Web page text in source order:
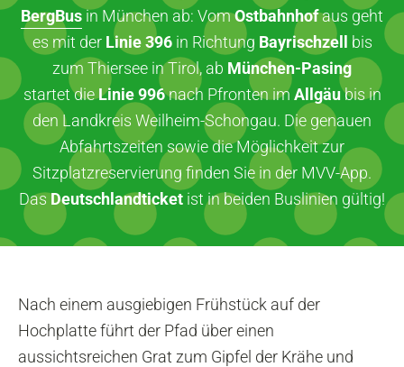
BergBus in München ab: VomOstbahnhofaus geht
es mit der Linie 396in Richtung Bayrischzell
bis
zum Thiersee in Tirol, ab München-Pasing
startet dieLinie 996nach Pfronten im Allgäubis in
den Landkreis Weilheim-Schongau. Die genauen
Abfahrtszeiten sowie die Möglichkeit zur
Sitzplatzreservierung finden Sie in der MVV-App.
DasDeutschlandticket ist in beiden Buslinien gültig!
Nach einem ausgiebigen Frühstück auf der
Hochplatte führt der Pfad über einen
aussichtsreichen Grat zum Gipfel der Krähe und